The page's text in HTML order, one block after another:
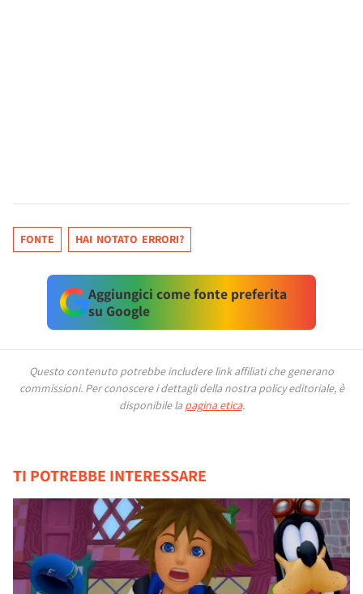
FONTE HAI NOTATO ERRORI?
Aggiungici come fonte preferita
su Google
Questo contenuto potrebbe includere link affiliati che generano
commissioni. Per conoscere i dettagli della nostra policy editoriale, è
disponibile la pagina etica.
TI POTREBBE INTERESSARE